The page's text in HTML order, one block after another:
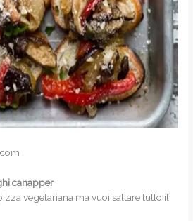
canapper
vegetariana ma vuoi saltare tutto il